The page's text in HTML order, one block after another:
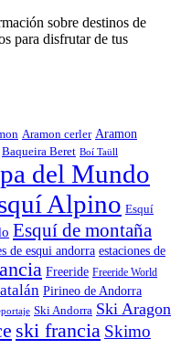
sobre destinos de
para disfrutar de tus
Aramon cerler Aramon
Baqueira Beret Boí Taüll
del Mundo
Alpino Esquí
Esquí de montaña
de esqui andorra estaciones de
Freeride Freeride World
Pirineo de Andorra
Ski Andorra Ski Aragon
ski francia Skimo